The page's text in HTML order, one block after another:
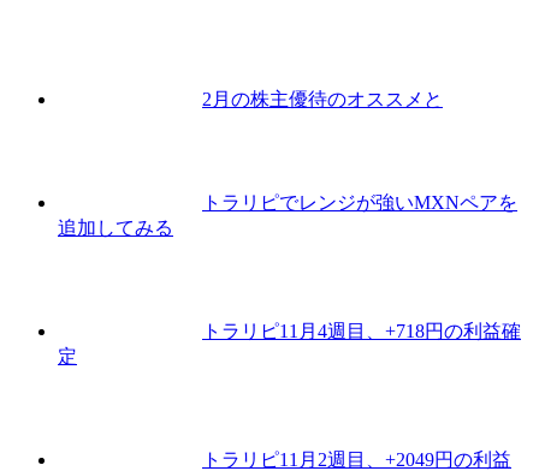
2月の株主優待のオススメと
トラリピでレンジが強いMXNペアを
追加してみる
トラリピ11月4週目、+718円の利益確
定
トラリピ11月2週目、+2049円の利益